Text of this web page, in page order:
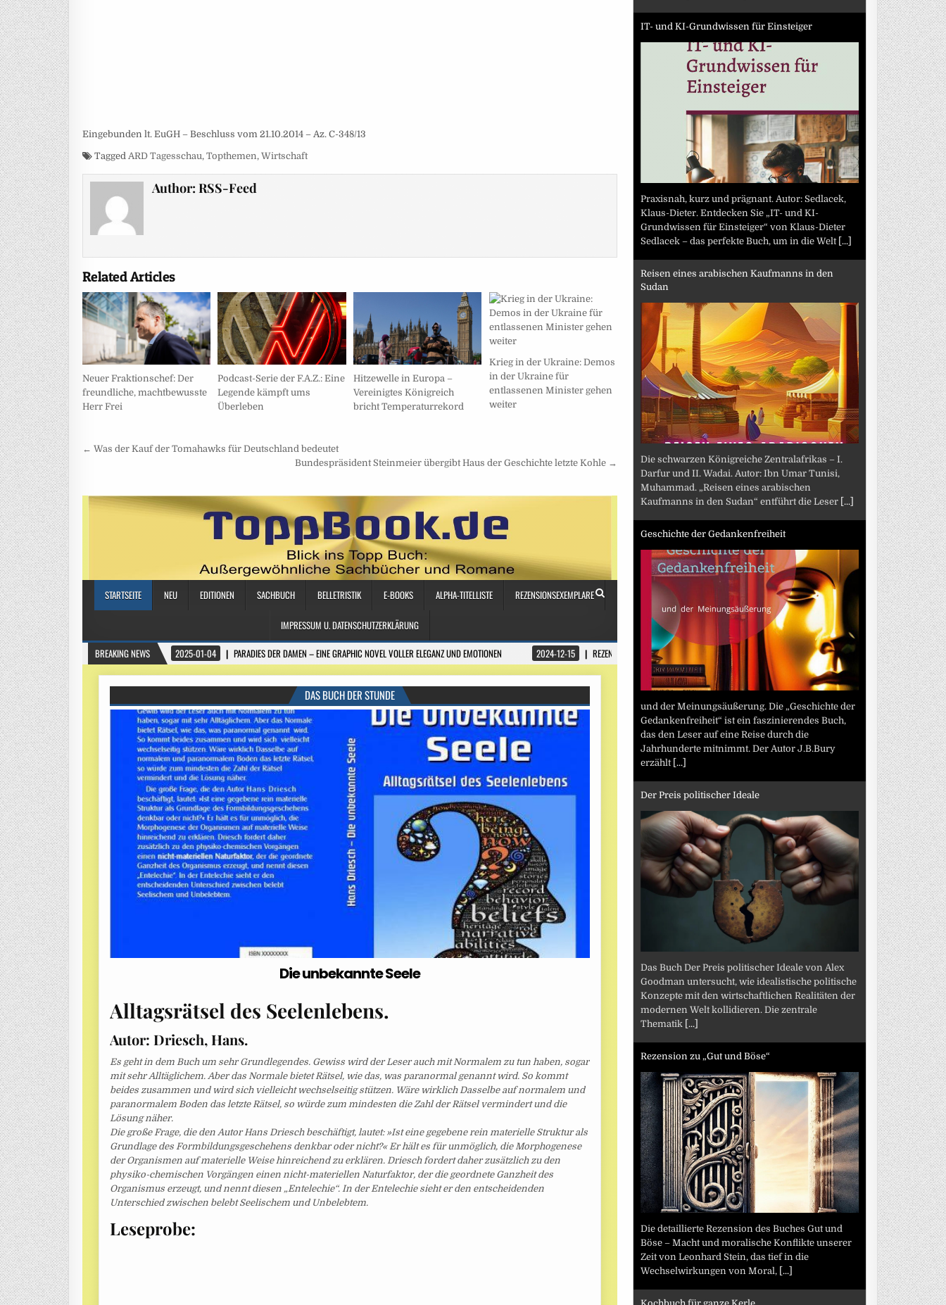
Eingebunden lt. EuGH – Beschluss vom 21.10.2014 – Az. C-348/13
Tagged ARD Tagesschau, Topthemen, Wirtschaft
Author:RSS-Feed
Related Articles
Neuer Fraktionschef: Der
freundliche, machtbewusste
Herr Frei
Podcast-Serie der F.A.Z.: Eine
Legende kämpft ums
Überleben
Hitzewelle in Europa –
Vereinigtes Königreich
bricht Temperaturrekord
Krieg in der Ukraine: Demos
in der Ukraine für
entlassenen Minister gehen
weiter
Beitragsnavigation
← Was der Kauf der Tomahawks für Deutschland bedeutet
Bundespräsident Steinmeier übergibt Haus der Geschichte letzte Kohle →
IT- und KI-Grundwissen für Einsteiger
Praxisnah, kurz und prägnant. Autor: Sedlacek,
Klaus-Dieter. Entdecken Sie „IT- und KI-
Grundwissen für Einsteiger“ von Klaus-Dieter
Sedlacek – das perfekte Buch, um in die Welt [...]
Reisen eines arabischen Kaufmanns in den
Sudan
Die schwarzen Königreiche Zentralafrikas – I.
Darfur und II. Wadai. Autor: Ibn Umar Tunisi,
Muhammad. „Reisen eines arabischen
Kaufmanns in den Sudan“ entführt die Leser [...]
Geschichte der Gedankenfreiheit
und der Meinungsäußerung. Die „Geschichte der
Gedankenfreiheit“ ist ein faszinierendes Buch,
das den Leser auf eine Reise durch die
Jahrhunderte mitnimmt. Der Autor J.B.Bury
erzählt [...]
Der Preis politischer Ideale
Das Buch Der Preis politischer Ideale von Alex
Goodman untersucht, wie idealistische politische
Konzepte mit den wirtschaftlichen Realitäten der
modernen Welt kollidieren. Die zentrale
Thematik [...]
Rezension zu „Gut und Böse“
Die detaillierte Rezension des Buches Gut und
Böse – Macht und moralische Konflikte unserer
Zeit von Leonhard Stein, das tief in die
Wechselwirkungen von Moral, [...]